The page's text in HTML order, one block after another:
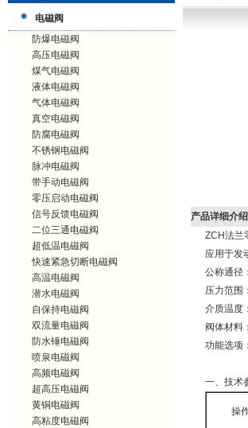
电磁阀
防爆电磁阀
高压电磁阀
煤气电磁阀
液体电磁阀
气体电磁阀
真空电磁阀
防腐电磁阀
不锈钢电磁阀
脉冲电磁阀
带手动电磁阀
零压启动电磁阀
信号反馈电磁阀
二位三通电磁阀
超低温电磁阀
快速紧急切断电磁阀
高温电磁阀
潜水电磁阀
自保持电磁阀
双流量电磁阀
防水锤电磁阀
喷泉电磁阀
高频电磁阀
超高压电磁阀
黄铜电磁阀
高粘度电磁阀
产品详细介绍
ZCH法兰
应用于发
公称通径
压力范围
介质温度
阀体材料
功能选项
一、技术
操